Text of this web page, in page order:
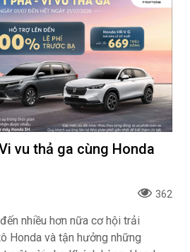
vu thả ga cùng Honda
362
nhiều hơn nữa cơ hội trải
Honda và tận hưởng những